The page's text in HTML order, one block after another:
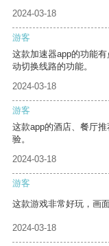
2024-03-18
游客
这款加速器app的功能
动切换线路的功能。
2024-03-18
游客
这款app的酒店、餐厅
验。
2024-03-18
游客
这款游戏非常好玩，画
2024-03-18